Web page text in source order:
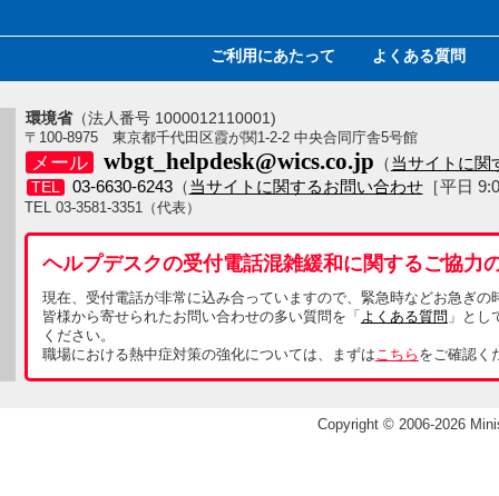
ご利用にあたって よくある質問
環境省（法人番号 1000012110001)
〒100-8975 東京都千代田区霞が関1-2-2 中央合同庁舎5号館
メール wbgt_helpdesk@wics.co.jp （当サイトに関
TEL 03-6630-6243（当サイトに関するお問い合わせ［平日
TEL03-3581-3351 （代表）
ヘルプデスクの受付電話混雑緩和に関するご協力
現在、受付電話が非常に込み合っていますので、緊急時などお急ぎの
皆様から寄せられたお問い合わせの多い質問を「 よくある質問 」とし
ください。
職場における熱中症対策の強化については、まずは こちら をご確認く
Copyright © 2006-2026